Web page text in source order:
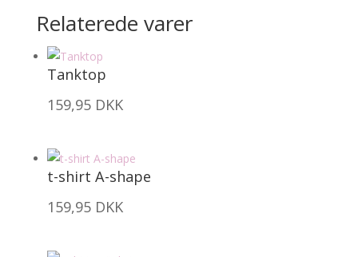
Relaterede varer
Tanktop
159,95 DKK
t-shirt A-shape
159,95 DKK